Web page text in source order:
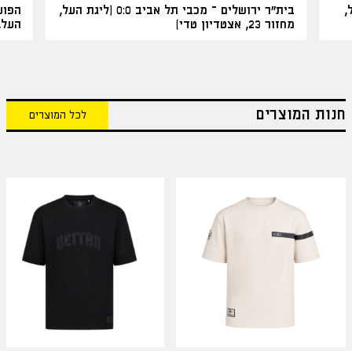
בית"ר ירושלים – מכבי תל אביב 0:0 (ליגת העל,
מחזור 23, אצטדיון טדי)
העל,
חנות המוצרים לכל המוצרים